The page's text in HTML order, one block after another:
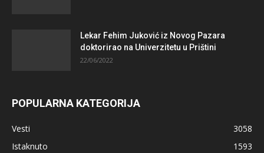
Lekar Fehim Juković iz Novog Pazara
doktorirao na Univerzitetu u Prištini
22/06/2022
POPULARNA KATEGORIJA
Vesti
3058
Istaknuto
1593